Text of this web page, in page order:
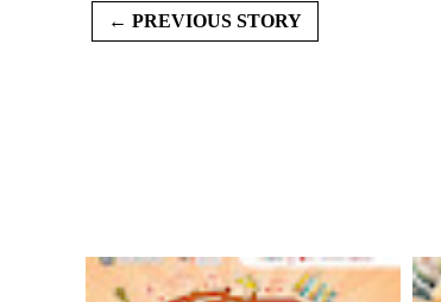
← PREVIOUS STORY